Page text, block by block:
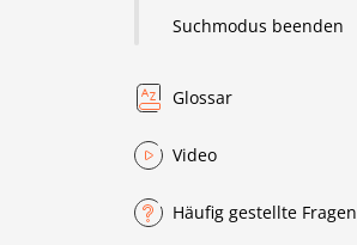
Suchmodus beenden
Glossar
Video
Häufig gestellte Fragen